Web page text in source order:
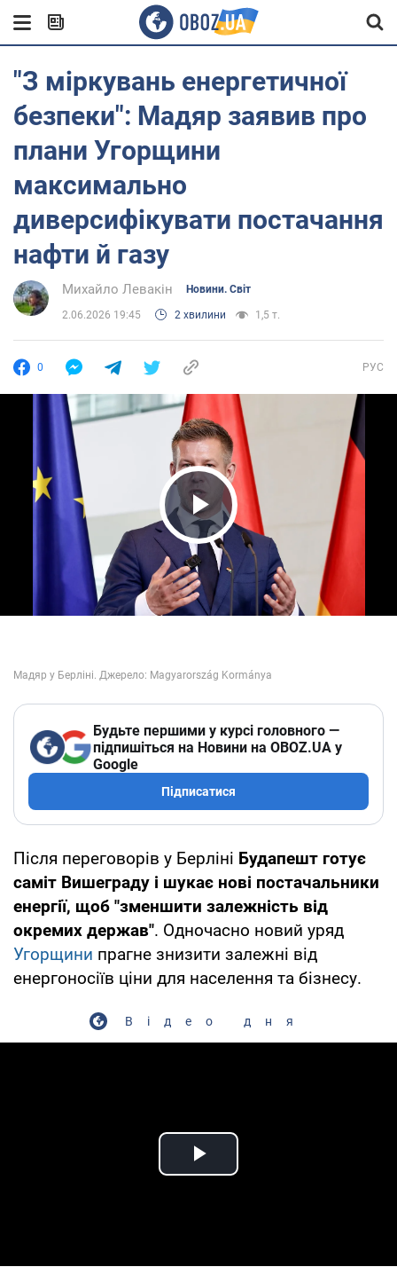
"З міркувань енергетичної
безпеки": Мадяр заявив про
плани Угорщини
максимально
диверсифікувати постачання
нафти й газу
Михайло Левакін Новини. Світ
2.06.2026 19:45 2 хвилини 1,5 т.
0 РУС
Play Video
Будьте першими у курсі головного —
підпишіться на Новини на OBOZ.UA у
Google
Підписатися
Після переговорів у Берліні Будапешт готує
саміт Вишеграду і шукає нові постачальники
енергії, щоб "зменшити залежність від
окремих держав". Одночасно новий уряд
Угорщини прагне знизити залежні від
енергоносіїв ціни для населення та бізнесу.
Відео дня
Play Video